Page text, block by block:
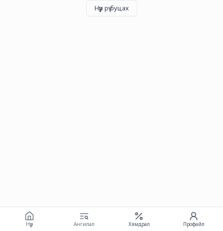
Нүүр рүү буцах
Нүүр Ангилал Хямдрал Профайл